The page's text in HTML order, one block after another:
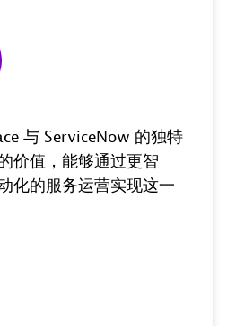
与 ServiceNow 的独特
价值，能够通过更智
化的服务运营实现这一